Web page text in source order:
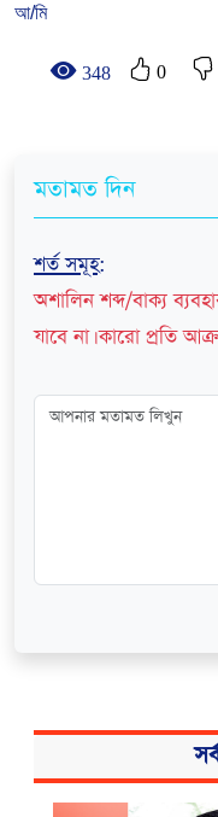
আ/মি
348 0
মতামত দিন
শর্ত সমূহ:
অশালিন শব্দ/বাক্য
যাবে না। কারো প্রতি